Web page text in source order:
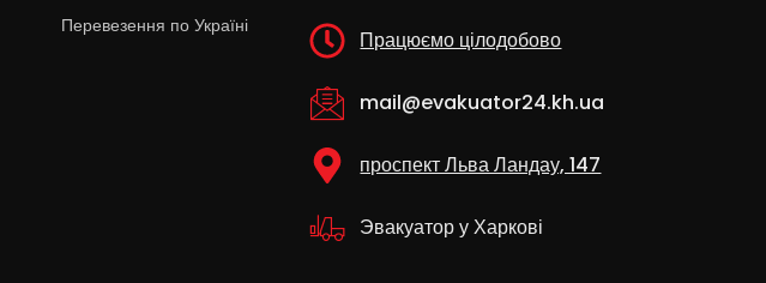
Перевезення по Україні
Працюємо цілодобово
mail@evakuator24.kh.ua
проспект Льва Ландау, 147
Эвакуатор у Харкові